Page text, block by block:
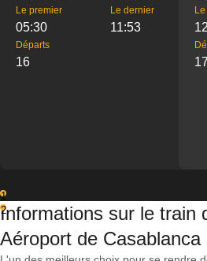
Le premier
05:30
Le dernier
11:53
Départs
16 17
1
2
Informations sur le train
Aéroport de Casablanca